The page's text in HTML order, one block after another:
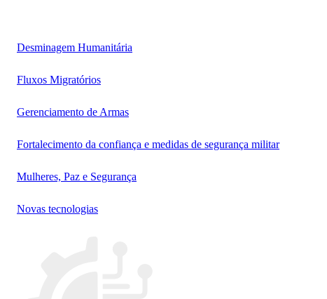
Desminagem Humanitária
Fluxos Migratórios
Gerenciamento de Armas
Fortalecimento da confiança e medidas de segurança militar
Mulheres, Paz e Segurança
Novas tecnologias